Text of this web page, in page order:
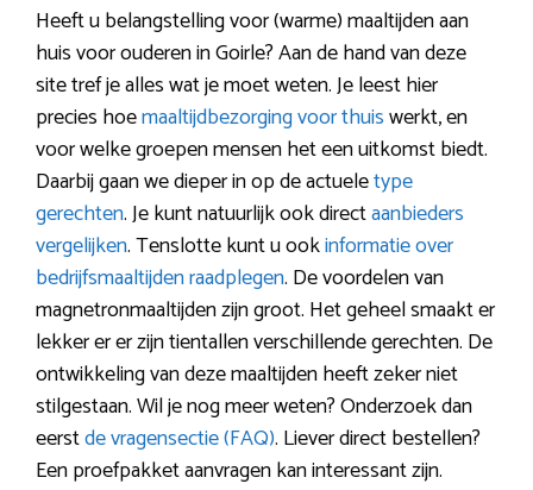
Heeft u belangstelling voor (warme) maaltijden aan
huis voor ouderen in Goirle? Aan de hand van deze
site tref je alles wat je moet weten. Je leest hier
precies hoemaaltijdbezorging voor thuiswerkt, en
voor welke groepen mensen het een uitkomst biedt.
Daarbij gaan we dieper in op de actueletype
gerechten. Je kunt natuurlijk ook directaanbieders
vergelijken. Tenslotte kunt u ookinformatie over
bedrijfsmaaltijden raadplegen. De voordelen van
magnetronmaaltijden zijn groot. Het geheel smaakt er
lekker er er zijn tientallen verschillende gerechten. De
ontwikkeling van deze maaltijden heeft zeker niet
stilgestaan. Wil je nog meer weten? Onderzoek dan
eerstde vragensectie (FAQ). Liever direct bestellen?
Een proefpakket aanvragen kan interessant zijn.